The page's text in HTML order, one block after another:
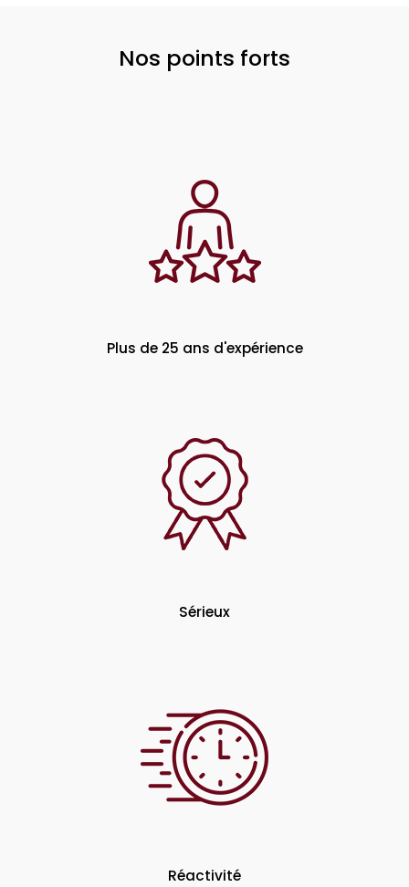
Nos points forts
Plus de 25 ans d'expérience
Sérieux
Réactivité